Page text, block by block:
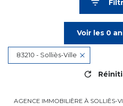
Voir les 0
83210 - Solliès-Ville
AGENCE IMMOBILIÈRE À SOLLIÈS-